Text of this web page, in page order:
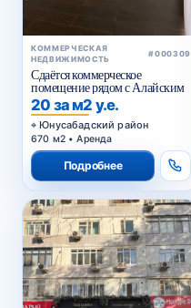
КОММЕРЧЕСКАЯ
НЕДВИЖИМОСТЬ
#000309
Сдаётся коммерческое
помещение рядом с Алайским
20 за м2 у.е.
Юнусабадский район
670 м2 • Аренда
Подробнее